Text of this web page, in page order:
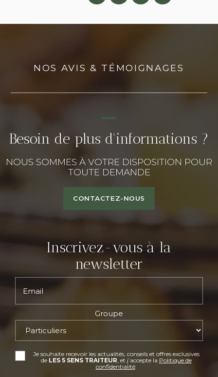
NOS AVIS & TÉMOIGNAGES
Besoin de plus d'informations ?
NOUS SOMMES À VOTRE DISPOSITION POUR
TOUTE DEMANDE
CONTACTEZ-NOUS
Inscrivez-vous à la
newsletter
Email
Groupe
Je souhaite recevoir les actualités, conseils et offres exclusives
de LES 5 SENS TRAITEUR , et j’accepte la Politique de
confidentialité.